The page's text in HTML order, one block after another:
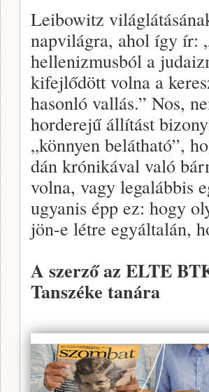
Leibowitz
napvilágra, ahol így ír:
hellenizmusból a
kifejlődött volna a
hasonló vallás.” Nos,
horderejű állítást
„könnyen belátható”,
dán krónikával való
volna, vagy legalábbis
ugyanis épp ez: hogy
jön-e létre egyáltalán,
A szerző az ELTE
Tanszéke tanára